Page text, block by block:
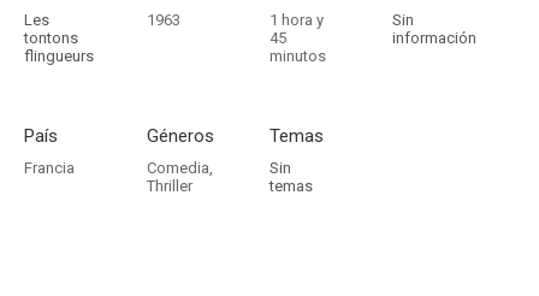
Les
tontons
flingueurs
1963
1 hora y
45
minutos
Sin
información
País
Francia
Géneros
Comedia,
Thriller
Temas
Sin
temas